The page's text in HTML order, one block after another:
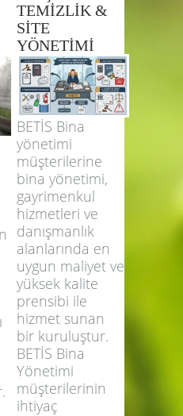
05.06.2015 Devamı
BETİS
İLAÇLAMA &
TEMİZLİK &
SİTE
YÖNETİMİ
BETİS Bina
yönetimi
müşterilerine
bina yönetimi,
gayrimenkul
hizmetleri ve
danışmanlık
alanlarında en
uygun maliyet ve
yüksek kalite
prensibi ile
hizmet sunan
bir kuruluştur.